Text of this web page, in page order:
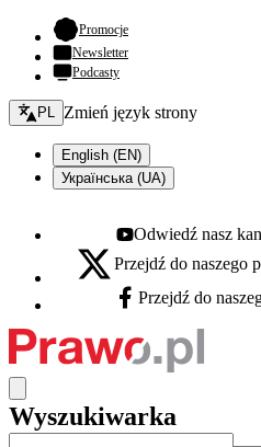
Promocje- otwiera się w nowej
Newsletter
Podcasty
Zmień język - bieżący:
PL Zmień język strony
English (EN)
Українська (UA)
Youtube - otwiera się w
Odwiedź nasz
X - otwiera się w nowej karcie
Przejdź do naszego
Facebook - otwiera się w
Przejdź do
Wyszukiwarka